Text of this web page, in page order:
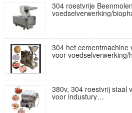
304 roestvrije
voedselverwerking/
304 het cementmachine
voor voedselverwerking/
380v, 304 roestvrij staal
voor industury
voedselverwerking/